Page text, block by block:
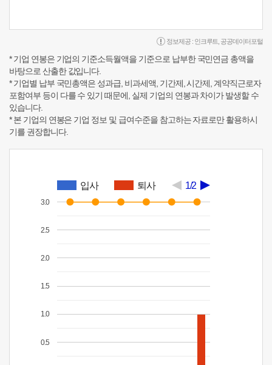
정보제공 : 인크루트 공공데이터포털
* 기업 연봉은 기업의 기준소득월액을 기준으로 납부한 국민연금 총액을
바탕으로 산출한 값입니다.
* 기업별 납부 국민총액은 성과급, 비과세액, 기간제, 시간제, 계약직근로자
포함여부 등이 다를 수 있기 때문에, 실제 기업의 연봉과 차이가 발생할 수
있습니다.
* 본 기업의 연봉은 기업 정보 및 급여수준을 참고하는 자료로만 활용하시
기를 권장합니다.
입사 퇴사 1/2
0.5
1.0
1.5
2.0
2.5
3.0